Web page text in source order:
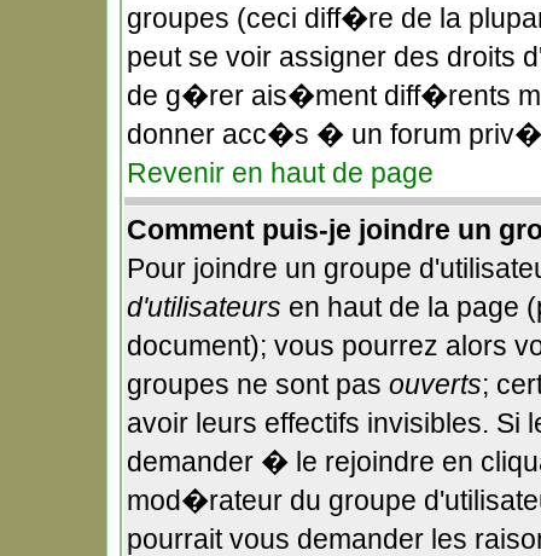
groupes (ceci diff�re de la
peut se voir assigner des droits
de g�rer ais�ment diff�rents
donner acc�s � un forum
Revenir en haut de page
Comment puis-je joindre un
Pour joindre un groupe
d'utilisateurs en haut de la page
document); vous pourrez alors
groupes ne sont pas ouverts;
avoir leurs effectifs invisibles. Si
demander � le rejoindre en
mod�rateur du groupe
pourrait vous demander les